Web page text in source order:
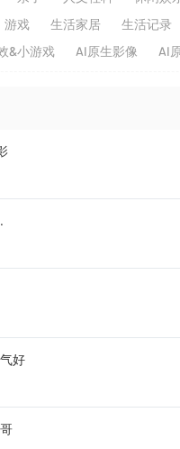
游戏 生活家居
生活记录
&小游戏 AI原生影像 AI
好